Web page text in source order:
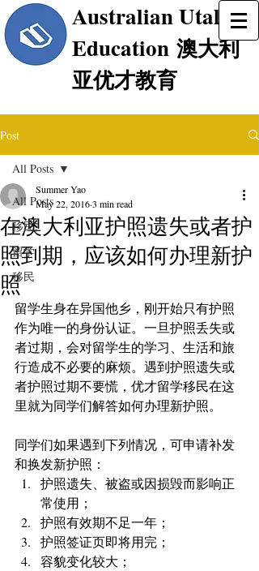
Australian Utalent
Education 澳大利
亚优才教育
Post
All Posts
移民,
留学
移民
All Posts
在澳大利亚护照遗失或者护
照到期，应该如何办理新护
照
Summer Yao
May 22, 20163 min read
留学生身在异国他乡，刚开始只有护照
作为唯一的身份认证。一旦护照丢失或
者过期，会对留学生的学习、生活和旅
行造成不必要的麻烦。遇到护照遗失或
者护照过期不要慌，优才留学移民在这
里就为同学们解答如何办理新护照。
同学们如果遇到下列情况，可申请补发
和换发新护照：
护照遗失、被盗或因损毁而影响正
常使用；
护照有效期不足一年；
护照签证页即将用完；
容貌变化较大；